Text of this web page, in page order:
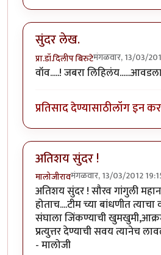
सुंदर लेख.
प्रा.डॉ.दिलीप बिरुटेमंगळवार, 13/03/
वॉव.....! जबरा
प्रतिसाद देण्यासाठीलॉग इन
अतिशय सुंदर !
मालोजीरावमंगळवार, 13/03/2012
अतिशय सुंदर ! सौरव गांगुली
होताच....टीम च्या बांधणीत
संघाला जिंकण्याची
प्रत्युत्तर देण्याची सवय त्यानेच
- मालोजी